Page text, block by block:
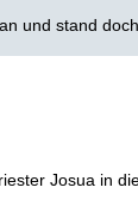
und stand
Josua in